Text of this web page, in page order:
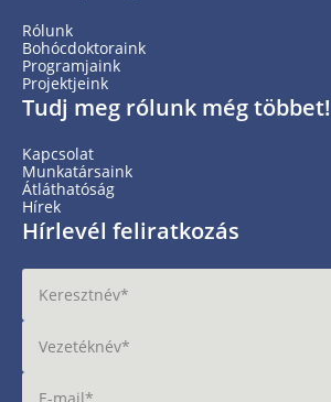
Rólunk
Bohócdoktoraink
Programjaink
Projektjeink
Tudj meg rólunk még többet!
Kapcsolat
Munkatársaink
Átláthatóság
Hírek
Hírlevél feliratkozás